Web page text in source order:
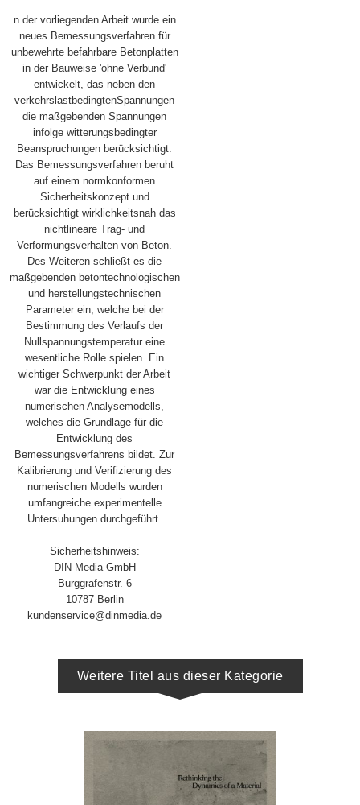
n der vorliegenden Arbeit wurde ein
neues Bemessungsverfahren für
unbewehrte befahrbare Betonplatten
in der Bauweise 'ohne Verbund'
entwickelt, das neben den
verkehrslastbedingtenSpannungen
die maßgebenden Spannungen
infolge witterungsbedingter
Beanspruchungen berücksichtigt.
Das Bemessungsverfahren beruht
auf einem normkonformen
Sicherheitskonzept und
berücksichtigt wirklichkeitsnah das
nichtlineare Trag- und
Verformungsverhalten von Beton.
Des Weiteren schließt es die
maßgebenden betontechnologischen
und herstellungstechnischen
Parameter ein, welche bei der
Bestimmung des Verlaufs der
Nullspannungstemperatur eine
wesentliche Rolle spielen. Ein
wichtiger Schwerpunkt der Arbeit
war die Entwicklung eines
numerischen Analysemodells,
welches die Grundlage für die
Entwicklung des
Bemessungsverfahrens bildet. Zur
Kalibrierung und Verifizierung des
numerischen Modells wurden
umfangreiche experimentelle
Untersuhungen durchgeführt.
Sicherheitshinweis:
DIN Media GmbH
Burggrafenstr. 6
10787 Berlin
kundenservice@dinmedia.de
Weitere Titel aus dieser Kategorie